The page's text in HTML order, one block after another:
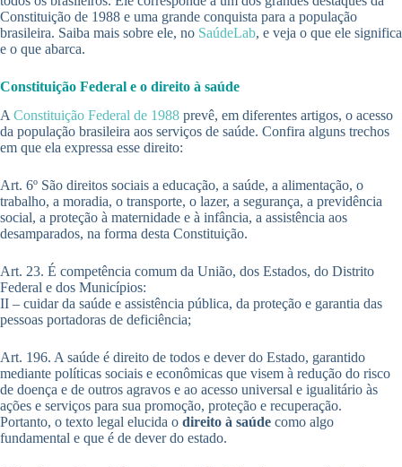
Constituição de 1988 e uma grande conquista para a população
brasileira. Saiba mais sobre ele, no SaúdeLab, e veja o que ele significa
e o que abarca.
Constituição Federal e o direito à saúde
A Constituição Federal de 1988 prevê, em diferentes artigos, o acesso
da população brasileira aos serviços de saúde. Confira alguns trechos
em que ela expressa esse direito:
Art. 6º São direitos sociais a educação, a saúde, a alimentação, o
trabalho, a moradia, o transporte, o lazer, a segurança, a previdência
social, a proteção à maternidade e à infância, a assistência aos
desamparados, na forma desta Constituição.
Art. 23. É competência comum da União, dos Estados, do Distrito
Federal e dos Municípios:
II – cuidar da saúde e assistência pública, da proteção e garantia das
pessoas portadoras de deficiência;
Art. 196. A saúde é direito de todos e dever do Estado, garantido
mediante políticas sociais e econômicas que visem à redução do risco
de doença e de outros agravos e ao acesso universal e igualitário às
ações e serviços para sua promoção, proteção e recuperação.
Portanto, o texto legal elucida o direito à saúde como algo
fundamental e que é de dever do estado.